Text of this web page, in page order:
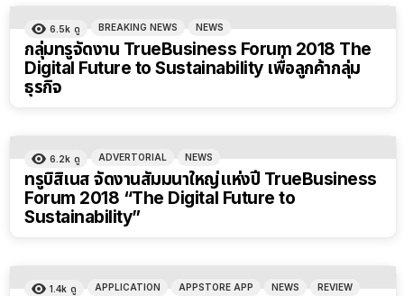
6.5k ดู BREAKING NEWS NEWS
กลุ่มทรูจัดงาน TrueBusiness Forum 2018 The
Digital Future to Sustainability เพื่อลูกค้ากลุ่ม
ธุรกิจ
6.2k ดู ADVERTORIAL NEWS
ทรูบิสิเนส จัดงานสัมมนาใหญ่แห่งปี TrueBusiness
Forum 2018 “The Digital Future to
Sustainability”
1.4k ดู APPLICATION APPSTORE APP NEWS REVIEW